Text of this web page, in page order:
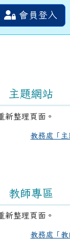
會員登入
主題網站
新整理頁面。
教務處「
教師專區
新整理頁面。
教務處「